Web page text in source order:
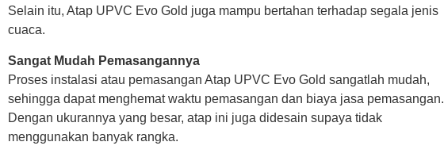
Selain itu, Atap UPVC Evo Gold juga mampu bertahan terhadap segala jenis
cuaca.
Sangat Mudah Pemasangannya
Proses instalasi atau pemasangan Atap UPVC Evo Gold sangatlah mudah,
sehingga dapat menghemat waktu pemasangan dan biaya jasa pemasangan.
Dengan ukurannya yang besar, atap ini juga didesain supaya tidak
menggunakan banyak rangka.